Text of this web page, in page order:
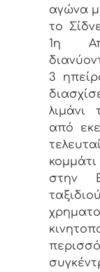
αγώνα
το
1η
3
λιμάνι
από
στην